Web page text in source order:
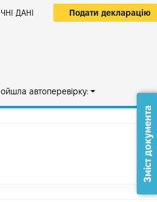
ДАНІ Подати декларацію
автоперевірку:
Зміст документа